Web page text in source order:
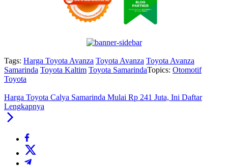
Tags: Harga Toyota Avanza Toyota Avanza Toyota Avanza
Samarinda Toyota Kaltim Toyota SamarindaTopics: Otomotif
Toyota
Harga Toyota Calya Samarinda Mulai Rp 241 Juta, Ini Daftar
Lengkapnya